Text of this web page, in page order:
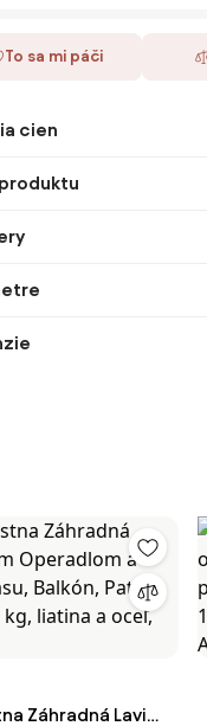
To sa mi páči
cien
Záhradná Lavica